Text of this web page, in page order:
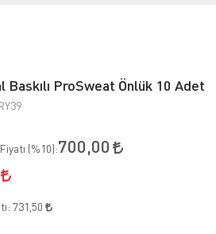
Baskılı ProSweat Önlük 10 Adet
(%10):700,00
731,50